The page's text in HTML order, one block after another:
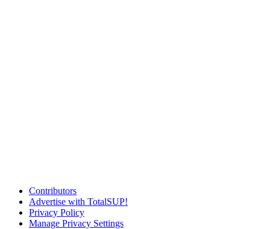
Contributors
Advertise with TotalSUP!
Privacy Policy
Manage Privacy Settings